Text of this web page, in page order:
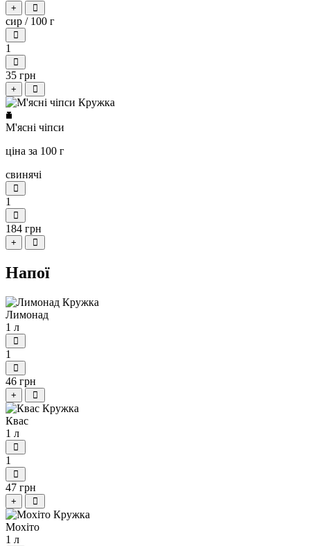
+
сир / 100 г
1
35 грн
+
М'ясні чіпси
ціна за 100 г
свинячі
1
184 грн
+
Напої
Лимонад
1 л
1
46 грн
+
Квас
1 л
1
47 грн
+
Мохіто
1 л